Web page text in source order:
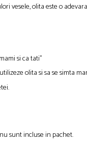
vesele, olita este o
si ca tati”
olita si sa se simta
sunt incluse in pachet.